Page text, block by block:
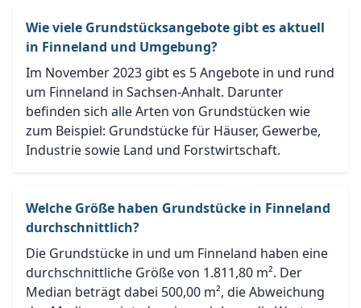
Wie viele Grundstücksangebote gibt es aktuell
in Finneland und Umgebung?
Im November 2023 gibt es 5 Angebote in und rund
um Finneland in Sachsen-Anhalt. Darunter
befinden sich alle Arten von Grundstücken wie
zum Beispiel: Grundstücke für Häuser, Gewerbe,
Industrie sowie Land und Forstwirtschaft.
Welche Größe haben Grundstücke in Finneland
durchschnittlich?
Die Grundstücke in und um Finneland haben eine
durchschnittliche Größe von 1.811,80 m². Der
Median beträgt dabei 500,00 m², die Abweichung